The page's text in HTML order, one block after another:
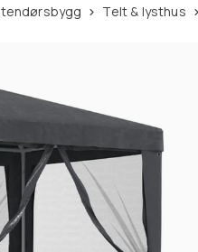
Utendørsbygg Telt & lysthus